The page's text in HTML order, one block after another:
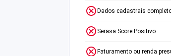
Dados cadastrais
Serasa Score Positivo
Faturamento ou renda